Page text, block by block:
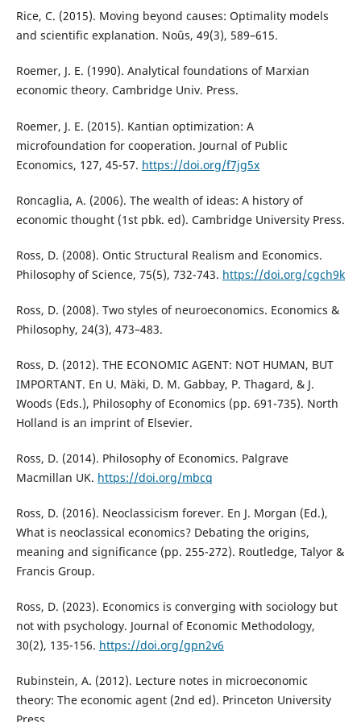
Rice, C. (2015). Moving beyond causes: Optimality models
and scientific explanation. Noûs, 49(3), 589–615.
Roemer, J. E. (1990). Analytical foundations of Marxian
economic theory. Cambridge Univ. Press.
Roemer, J. E. (2015). Kantian optimization: A
microfoundation for cooperation. Journal of Public
Economics, 127, 45-57. https://doi.org/f7jg5x
Roncaglia, A. (2006). The wealth of ideas: A history of
economic thought (1st pbk. ed). Cambridge University Press.
Ross, D. (2008). Ontic Structural Realism and Economics.
Philosophy of Science, 75(5), 732-743. https://doi.org/cgch9k
Ross, D. (2008). Two styles of neuroeconomics. Economics &
Philosophy, 24(3), 473–483.
Ross, D. (2012). THE ECONOMIC AGENT: NOT HUMAN, BUT
IMPORTANT. En U. Mäki, D. M. Gabbay, P. Thagard, & J.
Woods (Eds.), Philosophy of Economics (pp. 691-735). North
Holland is an imprint of Elsevier.
Ross, D. (2014). Philosophy of Economics. Palgrave
Macmillan UK. https://doi.org/mbcq
Ross, D. (2016). Neoclassicism forever. En J. Morgan (Ed.),
What is neoclassical economics? Debating the origins,
meaning and significance (pp. 255-272). Routledge, Talyor &
Francis Group.
Ross, D. (2023). Economics is converging with sociology but
not with psychology. Journal of Economic Methodology,
30(2), 135-156. https://doi.org/gpn2v6
Rubinstein, A. (2012). Lecture notes in microeconomic
theory: The economic agent (2nd ed). Princeton University
Press.